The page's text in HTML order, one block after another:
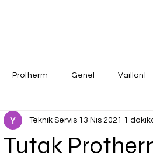
Protherm Genel Vaillant
Tutak
Teknik Servis 13 Nis 2021 1